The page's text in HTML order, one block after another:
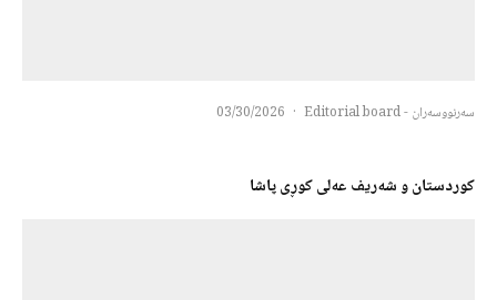
سەرنووسەران - Editorial board ·
03/30/2026
کوردستان و شەریف عەلی کوڕی پاشا